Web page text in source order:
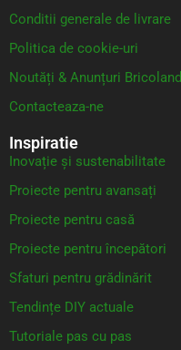
Conditii generale de livrare
Politica de cookie-uri
Noutăți & Anunțuri
Contacteaza-ne
Inspiratie
Inovație și sustenabilitate
Proiecte pentru avansați
Proiecte pentru casă
Proiecte pentru începători
Sfaturi pentru grădinărit
Tendințe DIY actuale
Tutoriale pas cu pas